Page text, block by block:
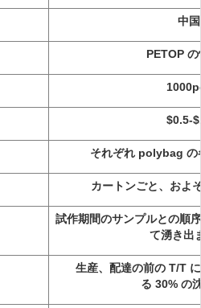
中国
PETOP
$0.5-
それぞれ polybag の
カートンごと、およ
試作期間のサンプルとの順
て湧き出
生産、配達の前の T/T
る 30% の